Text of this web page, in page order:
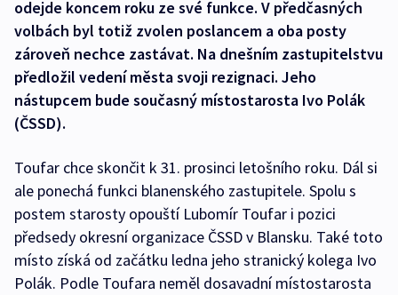
odejde koncem roku ze své funkce. V předčasných
volbách byl totiž zvolen poslancem a oba posty
zároveň nechce zastávat. Na dnešním zastupitelstvu
předložil vedení města svoji rezignaci. Jeho
nástupcem bude současný místostarosta Ivo Polák
(ČSSD).
Toufar chce skončit k 31. prosinci letošního roku. Dál si
ale ponechá funkci blanenského zastupitele. Spolu s
postem starosty opouští Lubomír Toufar i pozici
předsedy okresní organizace ČSSD v Blansku. Také toto
místo získá od začátku ledna jeho stranický kolega Ivo
Polák. Podle Toufara neměl dosavadní místostarosta